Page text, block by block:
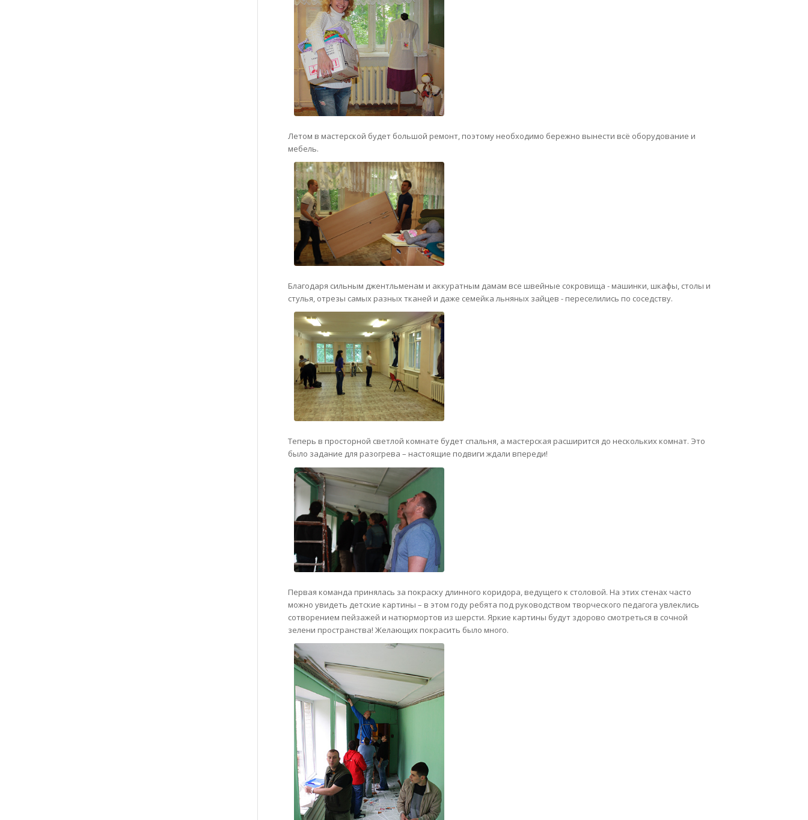
Летом в мастерской будет большой ремонт, поэтому необходимо бережно вынести всё оборудование и
мебель.
Благодаря сильным джентльменам и аккуратным дамам все швейные сокровища - машинки, шкафы, столы и
стулья, отрезы самых разных тканей и даже семейка льняных зайцев - переселились по соседству.
Теперь в просторной светлой комнате будет спальня, а мастерская расширится до нескольких комнат. Это
было задание для разогрева – настоящие подвиги ждали впереди!
Первая команда принялась за покраску длинного коридора, ведущего к столовой. На этих стенах часто
можно увидеть детские картины – в этом году ребята под руководством творческого педагога увлеклись
сотворением пейзажей и натюрмортов из шерсти. Яркие картины будут здорово смотреться в сочной
зелени пространства! Желающих покрасить было много.